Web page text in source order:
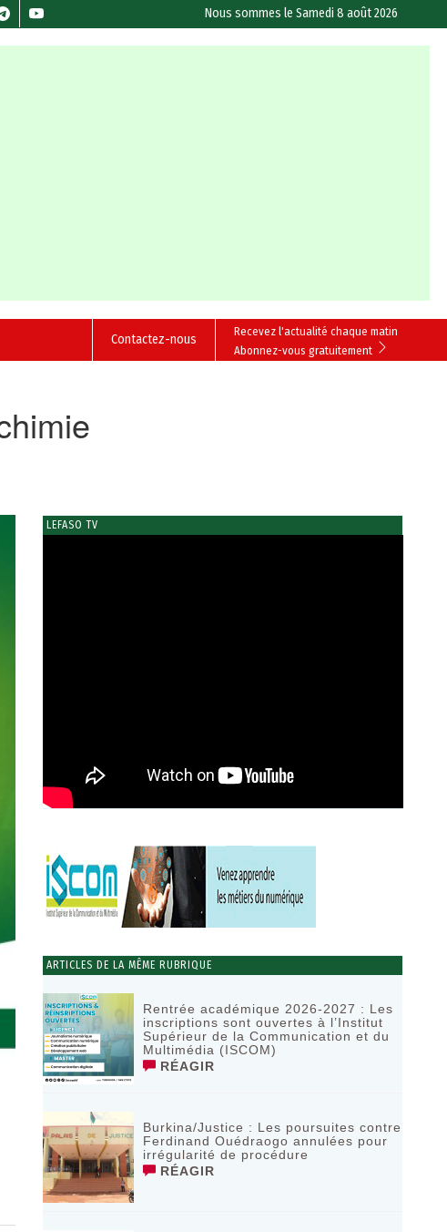
Nous sommes leSamedi 8 août 2026
Recevez l'actualité chaque matin
Abonnez-vous gratuitement
Contactez-nous
LEFASO TV
ARTICLES DE LA MÊME RUBRIQUE
Rentrée académique 2026-2027 : Les
inscriptions sont ouvertes à l’Institut
Supérieur de la Communication et du
Multimédia (ISCOM)
RÉAGIR
Burkina/Justice : Les poursuites contre
Ferdinand Ouédraogo annulées pour
irrégularité de procédure
RÉAGIR